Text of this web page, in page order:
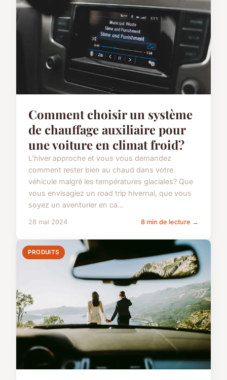
Comment choisir un système
de chauffage auxiliaire pour
une voiture en climat froid?
L'hiver approche et vous vous demandez
comment rester bien au chaud dans votre
véhicule malgré les températures glaciales? Que
vous envisagiez un road trip hivernal, que vous
soyez un aventurier en ca...
28 mai 2024 8 min de lecture →
PRODUITS